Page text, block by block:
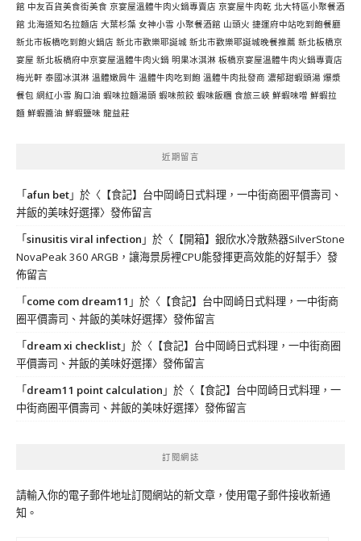
館 中友百貨美食街美食 京宴屋溫體牛肉火鍋專賣店 京宴屋牛肉乾 北大特區小聚餐酒
館 北海道知名拉麵店 大葉杉藻 女神小雪 小聚餐酒館 山頭火 捷運府中站吃到飽餐廳
新北市板橋吃到飽火鍋店 新北市歡樂耶誕城 新北市歡樂耶誕城晚餐推薦 新北板橋京
宴屋 新北板橋府中京宴屋溫體牛肉火鍋 明果冰淇淋 板橋京宴屋溫體牛肉火鍋專賣店
梅光軒 泰國冰淇淋 溫體嫩肩牛 溫體牛肉吃到飽 溫體牛肉批發商 濃郁甜蝦頭湯 爆漿
餐包 網紅小雪 胸口油 蝦味拉麵湯頭 蝦味煎餃 蝦味飯糰 食旅三峽 鮮蝦味噌 鮮蝦拉
麵 鮮蝦醬油 鮮蝦鹽味 龍益莊
近期留言
「afun bet」於〈 【食記】台中岡崎日式料理，一中街商圈平價壽司、
丼飯的美味好選擇〉發佈留言
「sinusitis viral infection 」於〈 【開箱】銀欣水冷散熱器SilverStone
NovaPeak 360 ARGB，讓海景房裡CPU能發揮更高效能的好幫手〉發
佈留言
「come com dream11 」於〈 【食記】台中岡崎日式料理，一中街商
圈平價壽司、丼飯的美味好選擇〉發佈留言
「dream xi checklist」於〈 【食記】台中岡崎日式料理，一中街商圈
平價壽司、丼飯的美味好選擇〉發佈留言
「dream11 point calculation 」於〈 【食記】台中岡崎日式料理，一
中街商圈平價壽司、丼飯的美味好選擇〉發佈留言
訂閱網誌
請輸入你的電子郵件地址訂閱網站的新文章，使用電子郵件接收新通
知。